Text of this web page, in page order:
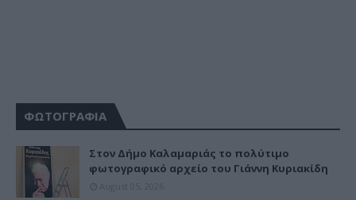
ΦΩΤΟΓΡΑΦΙΑ
Στον Δήμο Καλαμαριάς το πολύτιμο
φωτογραφικό αρχείο του Γιάννη Κυριακίδη